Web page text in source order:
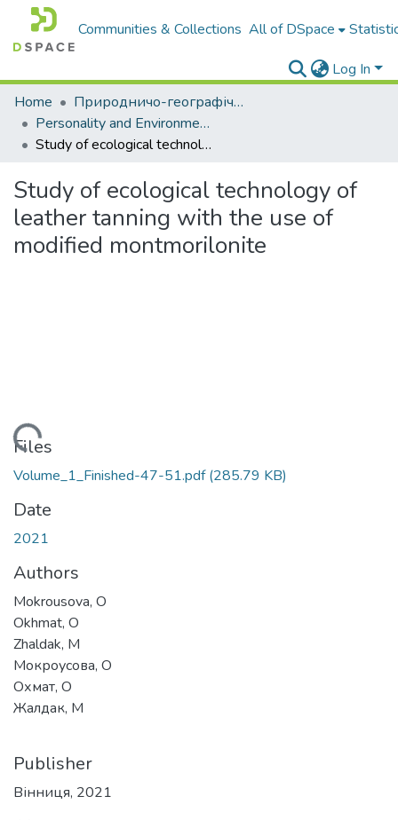
Communities & Collections All of DSpace
Log In
Home
Природничо-географічний факультет
Personality and Environmental Issues
Study of ecological technology of leather tanning with the use of modified montmorilonite
Study of ecological technology of
leather tanning with the use of
modified montmorilonite
Files
Volume_1_Finished-47-51.pdf(285.79 KB)
Date
2021
Authors
Mokrousova, О
Okhmat, О
Zhaldak, М
Мокроусова, О
Охмат, О
Жалдак, М
Publisher
Вінниця, 2021